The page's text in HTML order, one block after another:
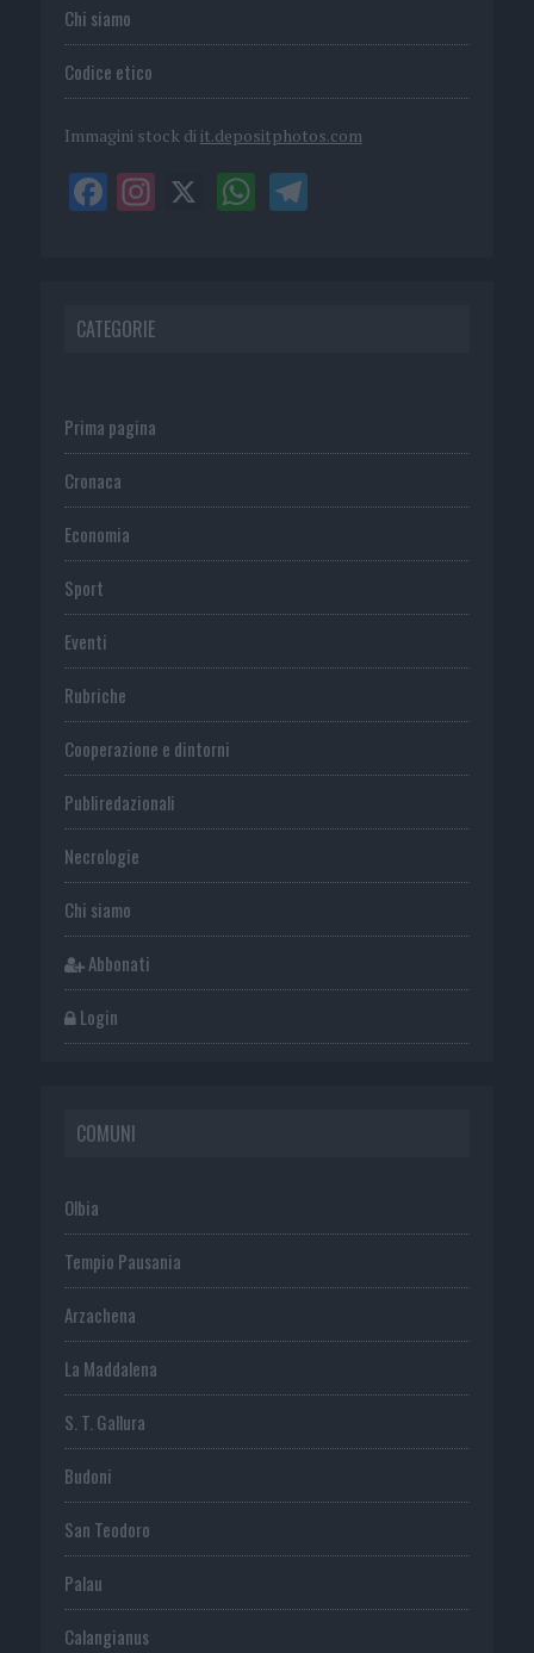
Chi siamo
Codice etico
Immagini stock di it.depositphotos.com
CATEGORIE
Prima pagina
Cronaca
Economia
Sport
Eventi
Rubriche
Cooperazione e dintorni
Publiredazionali
Necrologie
Chi siamo
Abbonati
Login
COMUNI
Olbia
Tempio Pausania
Arzachena
La Maddalena
S. T. Gallura
Budoni
San Teodoro
Palau
Calangianus